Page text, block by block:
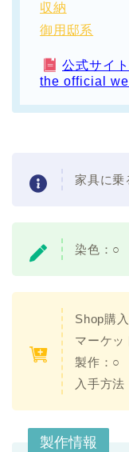
収納
御用邸系
公式サイ
the official
家具に乗
染色： ○
Shop購入
マーケッ
製作：○
入手方法
製作情報